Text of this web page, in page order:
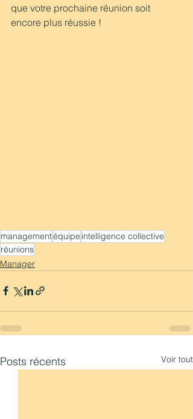
que votre prochaine réunion soit
encore plus réussie !
managementéquipe intelligence collective
réunions
Manager
Posts récents Voir tout